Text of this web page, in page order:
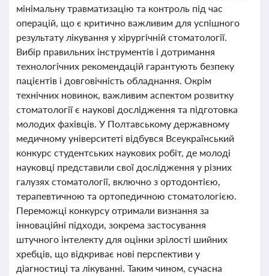
мінімальну травматизацію та контроль під час
операцій, що є критично важливим для успішного
результату лікування у хірургічній стоматології.
Вибір правильних інструментів і дотримання
технологічних рекомендацій гарантують безпеку
пацієнтів і довговічність обладнання. Окрім
технічних новинок, важливим аспектом розвитку
стоматології є наукові дослідження та підготовка
молодих фахівців. У Полтавському державному
медичному університеті відбувся Всеукраїнський
конкурс студентських наукових робіт, де молоді
науковці представили свої дослідження у різних
галузях стоматології, включно з ортодонтією,
терапевтичною та ортопедичною стоматологією.
Переможці конкурсу отримали визнання за
інноваційні підходи, зокрема застосування
штучного інтелекту для оцінки зрілості шийних
хребців, що відкриває нові перспективи у
діагностиці та лікуванні. Таким чином, сучасна